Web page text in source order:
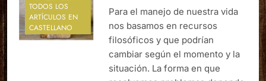
TODOS LOS
ARTÍCULOS EN
CASTELLANO
Para el manejo de nuestra vida
nos basamos en recursos
filosóficos y que podrían
cambiar según el momento y la
situación. La forma en que